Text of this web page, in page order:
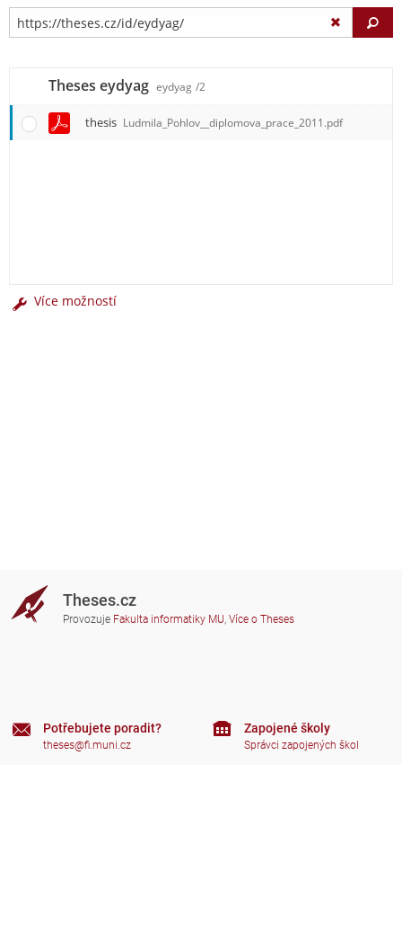
Theses eydyag eydyag /2
thesis Ludmila_Pohlov__diplomova_prace_2011.pdf
Více možností
Theses.cz
Provozuje Fakulta informatiky MU, Více o Theses
Potřebujete poradit?
theses@fi.muni.cz
Zapojené školy
Správci zapojených škol